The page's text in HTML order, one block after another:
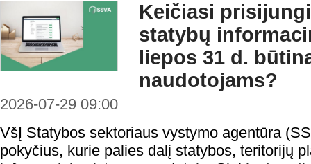
Keičiasi
statybų
liepos 31 d.
naudotojams?
2026-07-29 09:00
VšĮ Statybos sektoriaus vystymo agentūra
pokyčius, kurie palies dalį statybos, teritorijų